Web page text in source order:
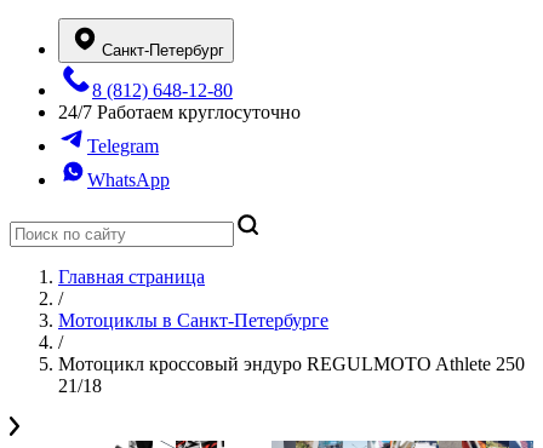
Санкт-Петербург
8 (812) 648-12-80
24/7 Работаем круглосуточно
Telegram
WhatsApp
Главная страница
/
Мотоциклы в Санкт-Петербурге
/
Мотоцикл кроссовый эндуро REGULMOTO Athlete 250
21/18